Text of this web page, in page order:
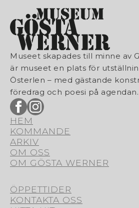
Museet skapades till minne av
är museet en plats för
Österlen – med gästande
föredrag och poesi på agendan.
HEM
KOMMANDE
ARKIV
OM OSS
OM GÖSTA WERNER
ÖPPETTIDER
KONTAKTA OSS